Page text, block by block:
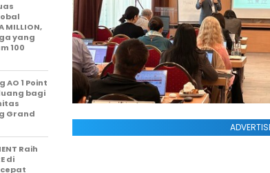
MILLION,
yang
100
AO 1 Point
bagi
Grand
Raih
di